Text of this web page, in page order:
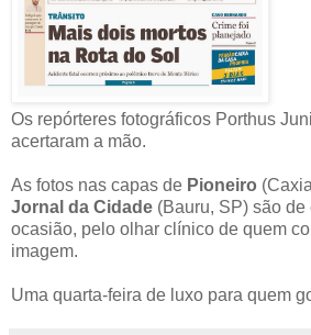
Os repórteres fotográficos Porthus
acertaram a mão.
As fotos nas capas de Pioneiro
Jornal da Cidade (Bauru, SP) são
ocasião, pelo olhar clínico de quem
imagem.
Uma quarta-feira de luxo para quem